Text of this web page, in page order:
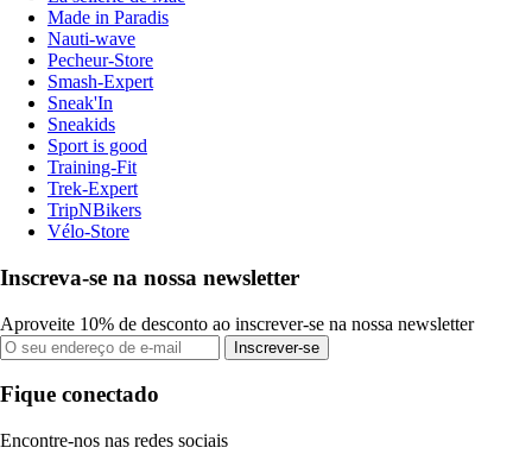
Made in Paradis
Nauti-wave
Pecheur-Store
Smash-Expert
Sneak'In
Sneakids
Sport is good
Training-Fit
Trek-Expert
TripNBikers
Vélo-Store
Inscreva-se na nossa newsletter
Aproveite 10% de desconto ao inscrever-se na nossa newsletter
Inscrever-se
Fique conectado
Encontre-nos nas redes sociais